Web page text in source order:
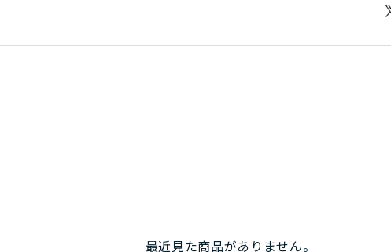
最近見た商品がありません。